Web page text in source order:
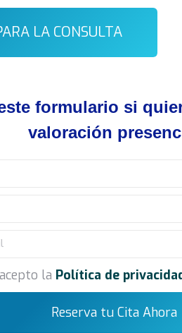
LA CONSULTA
formulario si
valoración
la Política de
Reserva tu Cita Ahora